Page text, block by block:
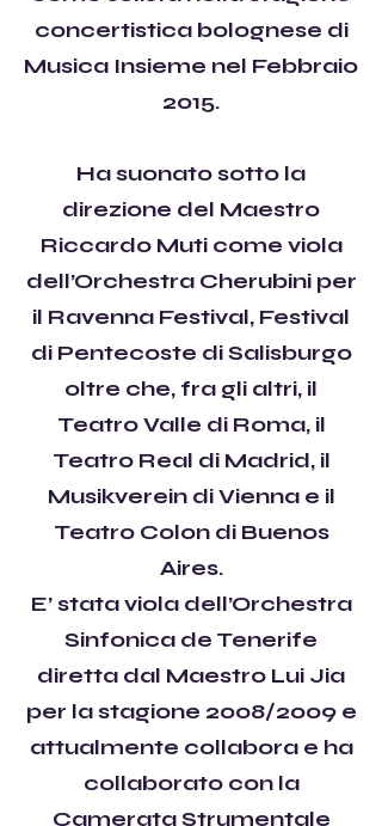
concertistica bolognese di
Musica Insieme nel Febbraio
2015.
Ha suonato sotto la
direzione del Maestro
Riccardo Muti come viola
dell’Orchestra Cherubini per
il Ravenna Festival, Festival
di Pentecoste di Salisburgo
oltre che, fra gli altri, il
Teatro Valle di Roma, il
Teatro Real di Madrid, il
Musikverein di Vienna e il
Teatro Colon di Buenos
Aires.
E’ stata viola dell’Orchestra
Sinfonica de Tenerife
diretta dal Maestro Lui Jia
per la stagione 2008/2009 e
attualmente collabora e ha
collaborato con la
Camerata Strumentale